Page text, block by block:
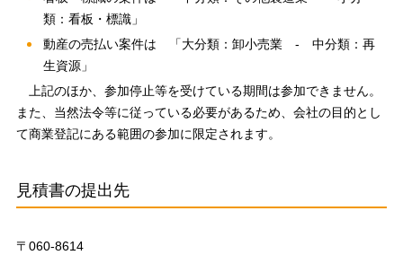
類：看板・標識」
動産の売払い案件は 「大分類：卸小売業 - 中分類：再
生資源」
上記のほか、参加停止等を受けている期間は参加できません。
また、当然法令等に従っている必要があるため、会社の目的とし
て商業登記にある範囲の参加に限定されます。
見積書の提出先
〒060-8614